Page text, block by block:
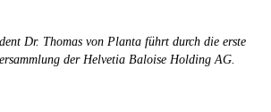
Dr. Thomas von Planta führt durch die erste
der Helvetia Baloise Holding AG.